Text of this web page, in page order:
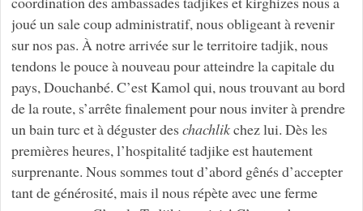
joué un sale coup administratif, nous obligeant à revenir
sur nos pas. À notre arrivée sur le territoire tadjik, nous
tendons le pouce à nouveau pour atteindre la capitale du
pays, Douchanbé. C’est Kamol qui, nous trouvant au bord
de la route, s’arrête finalement pour nous inviter à prendre
un bain turc et à déguster des chachlikchez lui. Dès les
premières heures, l’hospitalité tadjike est hautement
surprenante. Nous sommes tout d’abord gênés d’accepter
tant de générosité, mais il nous répète avec une ferme